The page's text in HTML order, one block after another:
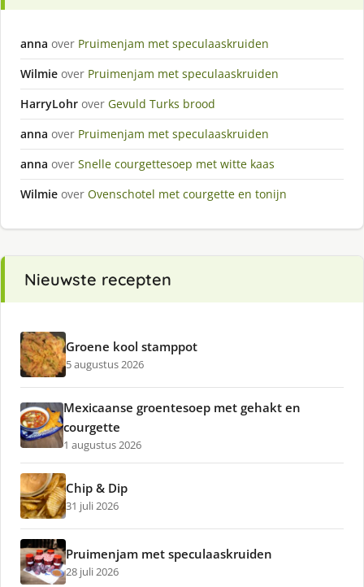
anna over Pruimenjam met speculaaskruiden
Wilmie over Pruimenjam met speculaaskruiden
HarryLohr over Gevuld Turks brood
anna over Pruimenjam met speculaaskruiden
anna over Snelle courgettesoep met witte kaas
Wilmie over Ovenschotel met courgette en tonijn
Nieuwste recepten
Groene kool stamppot
5 augustus 2026
Mexicaanse groentesoep met gehakt en
courgette
1 augustus 2026
Chip & Dip
31 juli 2026
Pruimenjam met speculaaskruiden
28 juli 2026